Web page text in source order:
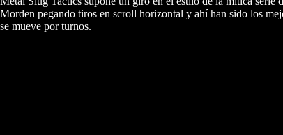
Morden pegando tiros en scroll horizontal y ahí han sido los
se mueve por turnos.